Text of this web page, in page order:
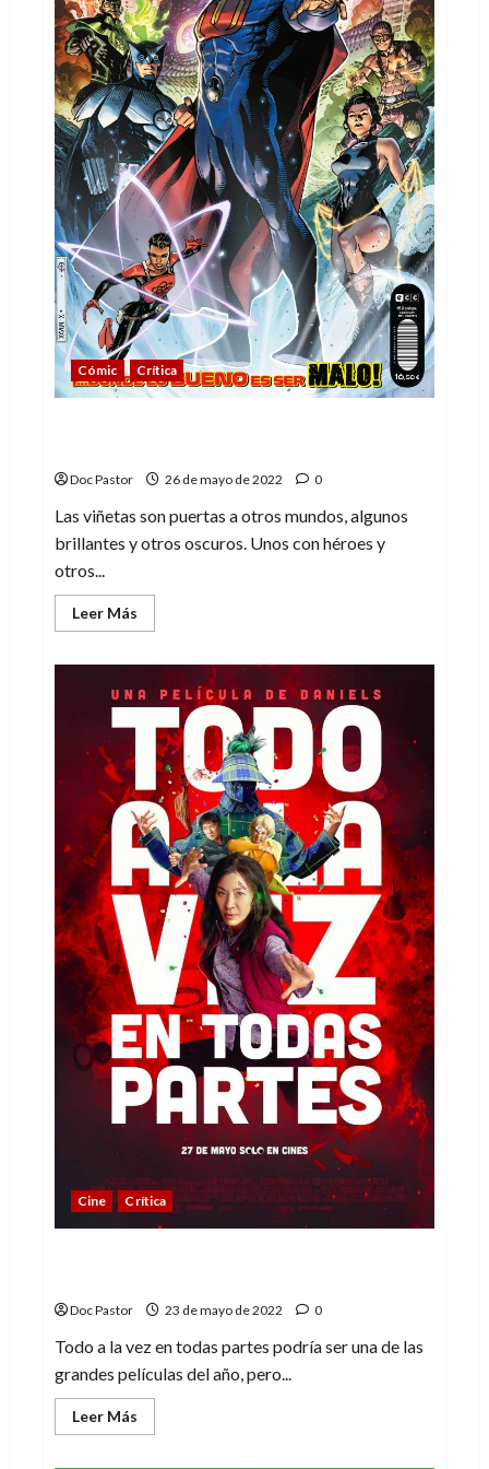
Cómic Crítica
Doc Pastor 26 de mayo de 2022 0
Las viñetas son puertas a otros mundos, algunos
brillantes y otros oscuros. Unos con héroes y
otros...
Leer Más
más
Sindicato
del
crimen
vuelto,
era
hora
Cine Crítica
Doc Pastor 23 de mayo de 2022 0
Todo a la vez en todas partes podría ser una de las
grandes películas del año, pero...
Leer Más
más